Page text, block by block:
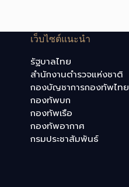
เว็บไซต์แนะนำ
รัฐบาลไทย
สำนักงานตำรวจแห่งชาติ
กองบัญชาการกองทัพไทย
กองทัพบก
กองทัพเรือ
กองทัพอากาศ
กรมประชาสัมพันธ์